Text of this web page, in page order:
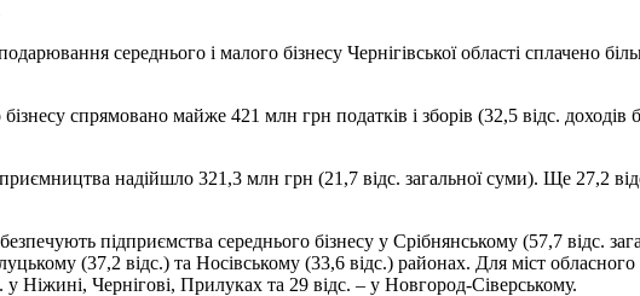
середнього і малого бізнесу Чернігівської області сплачено
спрямовано майже 421 млн грн податків і зборів (32,5 відс.
надійшло 321,3 млн грн (21,7 відс. загальної суми). Ще 27,2
підприємства середнього бізнесу у Срібнянському (57,7 відс.
(37,2 відс.) та Носівському (33,6 відс.) районах. Для міст
Ніжині, Чернігові, Прилуках та 29 відс. – у Новгород‑Сіверському.